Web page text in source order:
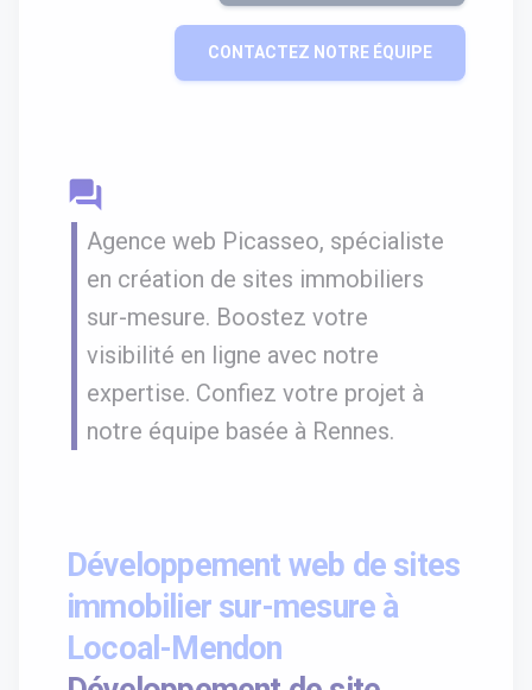
CONTACTEZ NOTRE ÉQUIPE
question_answer
Agence web Picasseo, spécialiste
en création de sites immobiliers
sur-mesure. Boostez votre
visibilité en ligne avec notre
expertise. Confiez votre projet à
notre équipe basée à Rennes.
Développement web de sites
immobilier sur-mesure à
Locoal-Mendon